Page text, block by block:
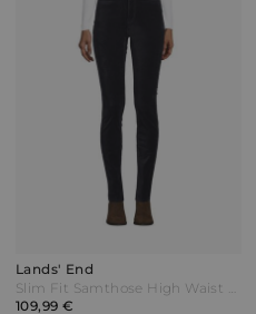
Lands' End
Slim Fit Samthose High Waist Damen Grau Baumwoll-Mischung by Lands' End
109,99 €